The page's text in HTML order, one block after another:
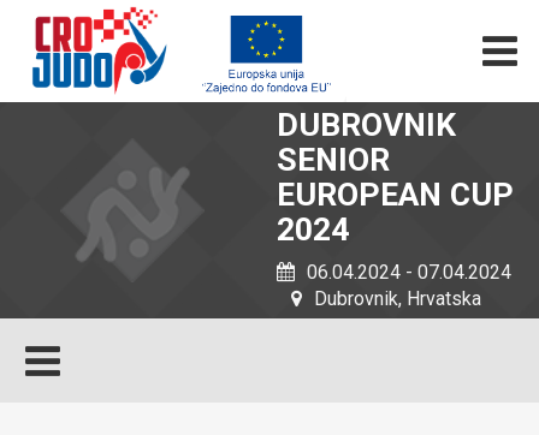
DUBROVNIK
SENIOR
EUROPEAN CUP
2024
06.04.2024 - 07.04.2024
Dubrovnik, Hrvatska